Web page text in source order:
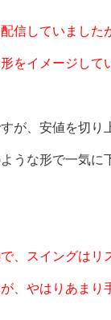
信していました
をイメージして
が、安値を切り
うな形で一気に
、スイングはリ
、やはりあまり